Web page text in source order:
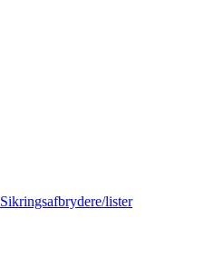
Sikringsafbrydere/lister